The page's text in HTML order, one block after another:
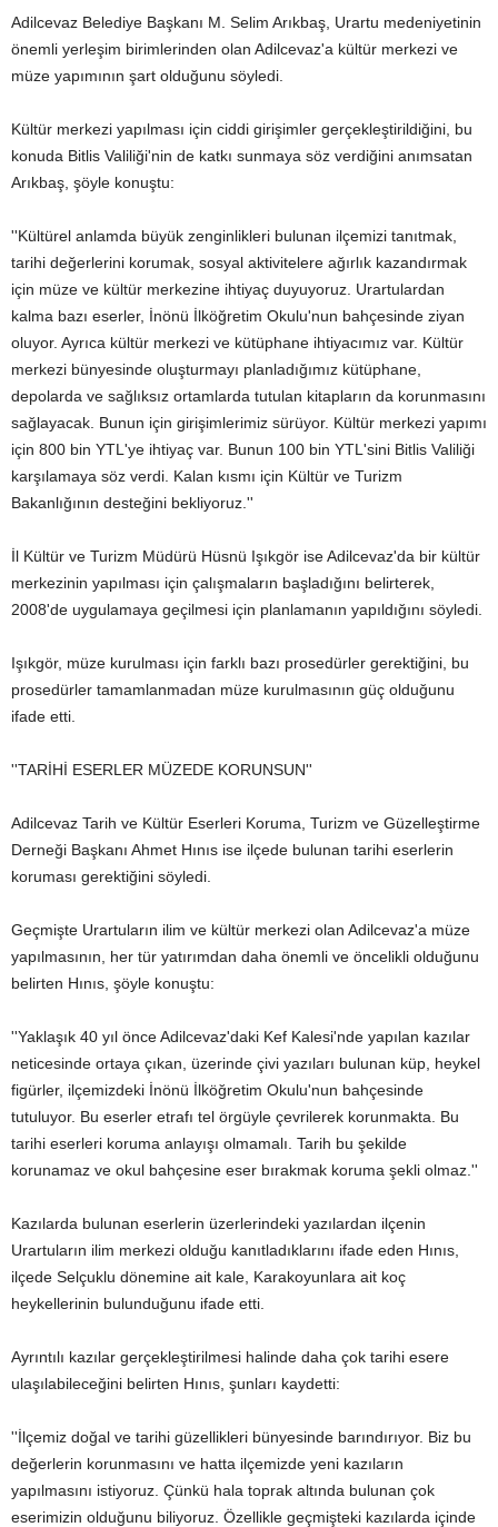
Adilcevaz Belediye Başkanı M. Selim Arıkbaş, Urartu medeniyetinin
önemli yerleşim birimlerinden olan Adilcevaz'a kültür merkezi ve
müze yapımının şart olduğunu söyledi.
Kültür merkezi yapılması için ciddi girişimler gerçekleştirildiğini, bu
konuda Bitlis Valiliği'nin de katkı sunmaya söz verdiğini anımsatan
Arıkbaş, şöyle konuştu:
''Kültürel anlamda büyük zenginlikleri bulunan ilçemizi tanıtmak,
tarihi değerlerini korumak, sosyal aktivitelere ağırlık kazandırmak
için müze ve kültür merkezine ihtiyaç duyuyoruz. Urartulardan
kalma bazı eserler, İnönü İlköğretim Okulu'nun bahçesinde ziyan
oluyor. Ayrıca kültür merkezi ve kütüphane ihtiyacımız var. Kültür
merkezi bünyesinde oluşturmayı planladığımız kütüphane,
depolarda ve sağlıksız ortamlarda tutulan kitapların da korunmasını
sağlayacak. Bunun için girişimlerimiz sürüyor. Kültür merkezi yapımı
için 800 bin YTL'ye ihtiyaç var. Bunun 100 bin YTL'sini Bitlis Valiliği
karşılamaya söz verdi. Kalan kısmı için Kültür ve Turizm
Bakanlığının desteğini bekliyoruz.''
İl Kültür ve Turizm Müdürü Hüsnü Işıkgör ise Adilcevaz'da bir kültür
merkezinin yapılması için çalışmaların başladığını belirterek,
2008'de uygulamaya geçilmesi için planlamanın yapıldığını söyledi.
Işıkgör, müze kurulması için farklı bazı prosedürler gerektiğini, bu
prosedürler tamamlanmadan müze kurulmasının güç olduğunu
ifade etti.
''TARİHİ ESERLER MÜZEDE KORUNSUN''
Adilcevaz Tarih ve Kültür Eserleri Koruma, Turizm ve Güzelleştirme
Derneği Başkanı Ahmet Hınıs ise ilçede bulunan tarihi eserlerin
koruması gerektiğini söyledi.
Geçmişte Urartuların ilim ve kültür merkezi olan Adilcevaz'a müze
yapılmasının, her tür yatırımdan daha önemli ve öncelikli olduğunu
belirten Hınıs, şöyle konuştu:
''Yaklaşık 40 yıl önce Adilcevaz'daki Kef Kalesi'nde yapılan kazılar
neticesinde ortaya çıkan, üzerinde çivi yazıları bulunan küp, heykel
figürler, ilçemizdeki İnönü İlköğretim Okulu'nun bahçesinde
tutuluyor. Bu eserler etrafı tel örgüyle çevrilerek korunmakta. Bu
tarihi eserleri koruma anlayışı olmamalı. Tarih bu şekilde
korunamaz ve okul bahçesine eser bırakmak koruma şekli olmaz.''
Kazılarda bulunan eserlerin üzerlerindeki yazılardan ilçenin
Urartuların ilim merkezi olduğu kanıtladıklarını ifade eden Hınıs,
ilçede Selçuklu dönemine ait kale, Karakoyunlara ait koç
heykellerinin bulunduğunu ifade etti.
Ayrıntılı kazılar gerçekleştirilmesi halinde daha çok tarihi esere
ulaşılabileceğini belirten Hınıs, şunları kaydetti:
''İlçemiz doğal ve tarihi güzellikleri bünyesinde barındırıyor. Biz bu
değerlerin korunmasını ve hatta ilçemizde yeni kazıların
yapılmasını istiyoruz. Çünkü hala toprak altında bulunan çok
eserimizin olduğunu biliyoruz. Özellikle geçmişteki kazılarda içinde